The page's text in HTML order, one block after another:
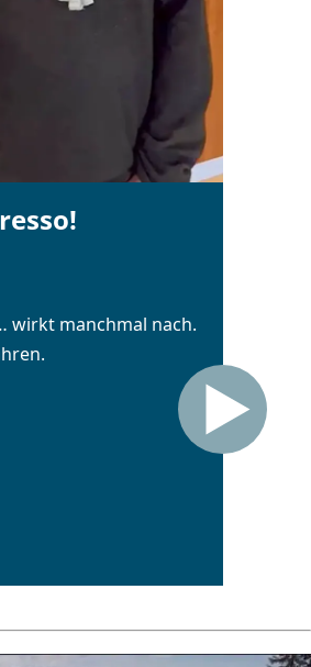
wirkt manchmal nach.